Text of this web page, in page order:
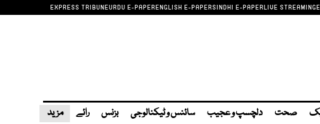
EXPRESS TRIBUNEURDU E-PAPERENGLISH E-PAPERSINDHI E-PAPERLIVE STREAMING
صحت دلچسپ و عجیب سائنس و ٹیکنالوجی بزنس رائے مزید